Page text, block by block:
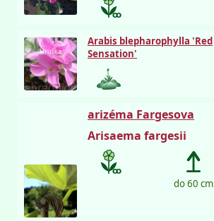
Hruška
Arabis blepharophylla 'Red
Sensation'
arizéma Fargesova
Arisaema fargesii
do 60 cm